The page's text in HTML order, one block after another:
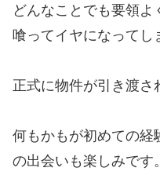
どんなことでも要領よ
喰ってイヤになってし
正式に物件が引き渡さ
何もかもが初めての経
の出会いも楽しみです。